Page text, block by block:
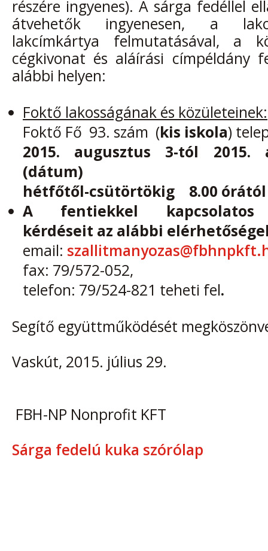
részére ingyenes). A sárga fedéllel
átvehetők ingyenesen, a
lakcímkártya felmutatásával, a
cégkivonat és aláírási címpéldány
alábbi helyen:
Foktő lakosságának és közületeinek:
Foktő Fő 93. szám (kis iskola)
2015. augusztus 3-tól 2015.
(dátum)
hétfőtől-csütörtökig 8.00 órától
A fentiekkel kapcsolatos
kérdéseit az alábbi
email:
fax: 79/572-052,
telefon: 79/524-821 teheti fel.
Segítő együttműködését
Vaskút, 2015. július 29.
FBH-NP Nonprofit KFT
Sárga fedelú kuka szórólap